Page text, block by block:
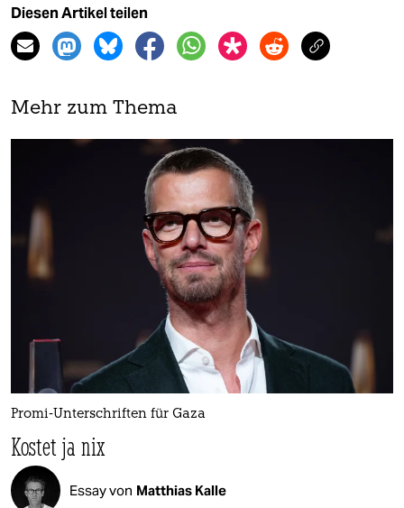
Diesen Artikel teilen
Mehr zum Thema
Promi-Unterschriften für Gaza
Kostet ja nix
Essay von Matthias Kalle